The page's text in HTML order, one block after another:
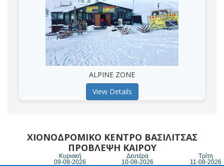
ALPINE ZONE
View Details
ΧΙΟΝΟΔΡΟΜΙΚΟ ΚΕΝΤΡΟ ΒΑΣΙΛΙΤΣΑΣ
ΠΡΟΒΛΕΨΗ ΚΑΙΡΟΥ